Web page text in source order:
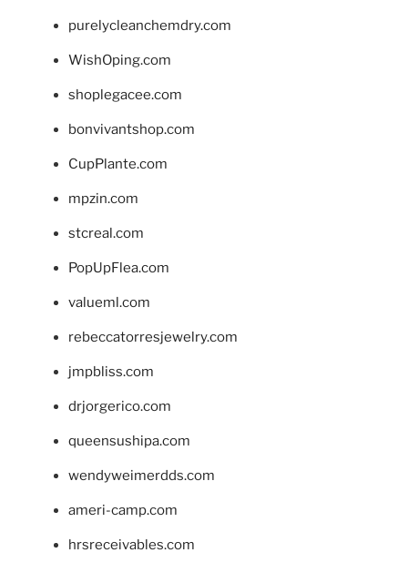
purelycleanchemdry.com
WishOping.com
shoplegacee.com
bonvivantshop.com
CupPlante.com
mpzin.com
stcreal.com
PopUpFlea.com
valueml.com
rebeccatorresjewelry.com
jmpbliss.com
drjorgerico.com
queensushipa.com
wendyweimerdds.com
ameri-camp.com
hrsreceivables.com